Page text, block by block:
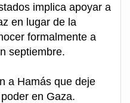
implica apoyar a
en lugar de la
formalmente a
septiembre.
a Hamás que deje
en Gaza.